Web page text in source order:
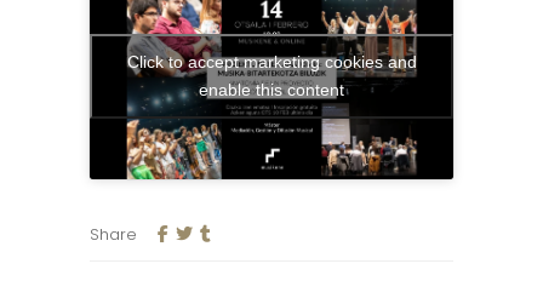
Click to accept marketing cookies and
enable this content
Share